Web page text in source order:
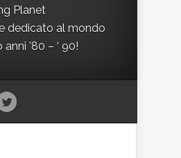
Planet
dedicato al mondo
’80 – ‘ 90!